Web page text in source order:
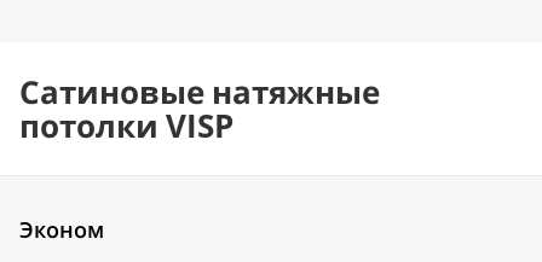
Сатиновые натяжные
потолки VISP
Эконом